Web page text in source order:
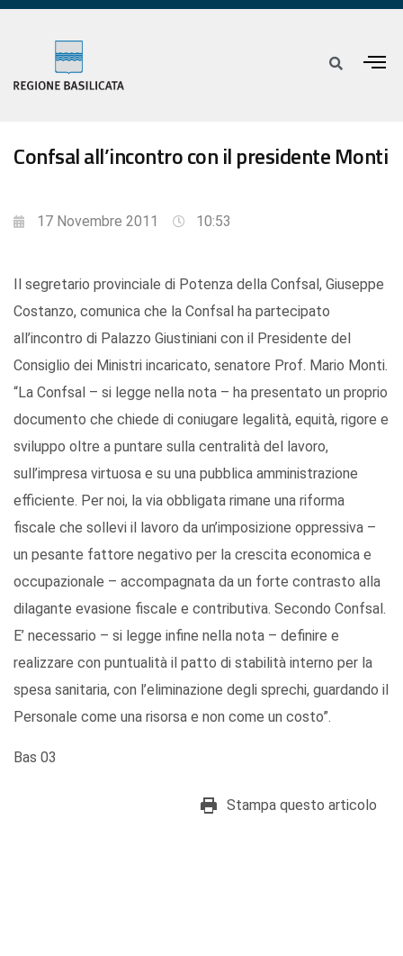
Confsal all’incontro con il presidente Monti
17 Novembre 2011 10:53
Il segretario provinciale di Potenza della Confsal, Giuseppe
Costanzo, comunica che la Confsal ha partecipato
all’incontro di Palazzo Giustiniani con il Presidente del
Consiglio dei Ministri incaricato, senatore Prof. Mario Monti.
“La Confsal – si legge nella nota – ha presentato un proprio
documento che chiede di coniugare legalità, equità, rigore e
sviluppo oltre a puntare sulla centralità del lavoro,
sull’impresa virtuosa e su una pubblica amministrazione
efficiente. Per noi, la via obbligata rimane una riforma
fiscale che sollevi il lavoro da un’imposizione oppressiva –
un pesante fattore negativo per la crescita economica e
occupazionale – accompagnata da un forte contrasto alla
dilagante evasione fiscale e contributiva. Secondo Confsal.
E’ necessario – si legge infine nella nota – definire e
realizzare con puntualità il patto di stabilità interno per la
spesa sanitaria, con l’eliminazione degli sprechi, guardando il
Personale come una risorsa e non come un costo”.
Bas 03
Stampa questo articolo